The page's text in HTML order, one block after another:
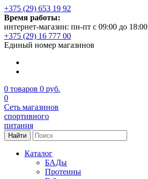
+375 (29) 653 19 92
Время работы:
интернет-магазин: пн-пт с 09:00 до 18:00
+375 (29) 16 777 00
Единый номер магазинов
0 товаров 0 руб.
0
Сеть магазинов
спортивного
питания
Найти
Каталог
БАДы
Протеины